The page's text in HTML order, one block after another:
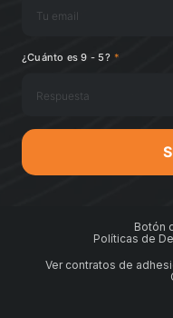
¿Cuánto es 9 - 5? *
Botón
Políticas de
Ver contratos de